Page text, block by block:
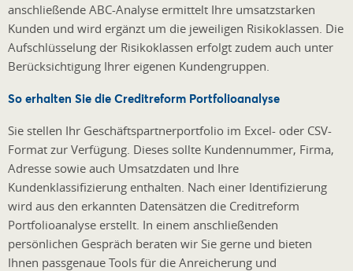
anschließende ABC-Analyse ermittelt Ihre umsatzstarken
Kunden und wird ergänzt um die jeweiligen Risikoklassen. Die
Aufschlüsselung der Risikoklassen erfolgt zudem auch unter
Berücksichtigung Ihrer eigenen Kundengruppen.
So erhalten Sie die Creditreform Portfolioanalyse
Sie stellen Ihr Geschäftspartnerportfolio im Excel- oder CSV-
Format zur Verfügung. Dieses sollte Kundennummer, Firma,
Adresse sowie auch Umsatzdaten und Ihre
Kundenklassifizierung enthalten. Nach einer Identifizierung
wird aus den erkannten Datensätzen die Creditreform
Portfolioanalyse erstellt. In einem anschließenden
persönlichen Gespräch beraten wir Sie gerne und bieten
Ihnen passgenaue Tools für die Anreicherung und